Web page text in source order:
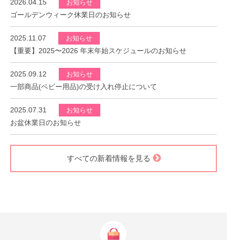
2026.04.15 お知らせ
ゴールデンウィーク休業日のお知らせ
2025.11.07 お知らせ
【重要】2025〜2026 年末年始スケジュールのお知らせ
2025.09.12 お知らせ
一部商品(ベビー用品)の受け入れ停止について
2025.07.31 お知らせ
お盆休業日のお知らせ
すべての新着情報を見る